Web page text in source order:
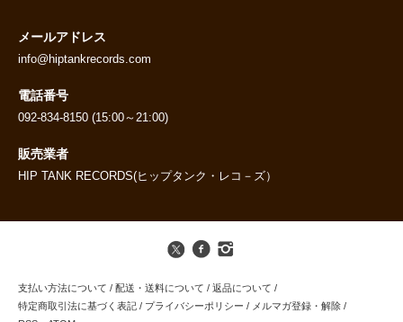
メールアドレス
info@hiptankrecords.com
電話番号
092-834-8150 (15:00～21:00)
販売業者
HIP TANK RECORDS(ヒップタンク・レコ－ズ）
支払い方法について / 配送・送料について / 返品について /
特定商取引法に基づく表記 / プライバシーポリシー / メルマガ登録・解除 /